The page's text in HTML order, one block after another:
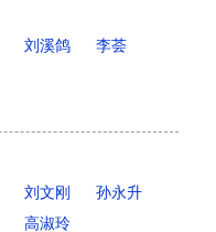
刘溪鸽
李荟
刘文刚
孙永升
高淑玲